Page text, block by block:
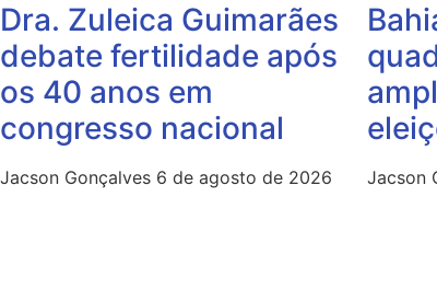
Dra. Zuleica Guimarães
debate fertilidade após
os 40 anos em
congresso nacional
Jacson Gonçalves 6 de agosto de 2026 Jacson